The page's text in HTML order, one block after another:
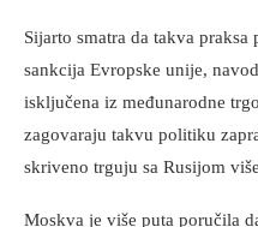
Sijarto smatra da takva
sankcija Evropske unije,
isključena iz međunarodne
zagovaraju takvu politiku
skriveno trguju sa Rusijom
Moskva je više puta poručila